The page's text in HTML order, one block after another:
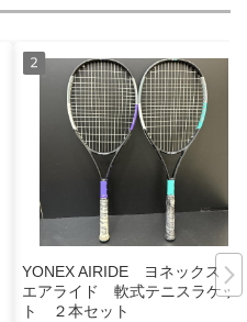
YONEX AIRIDE ヨネックス
エアライド 軟式テニスラケッ
ト ２本セット